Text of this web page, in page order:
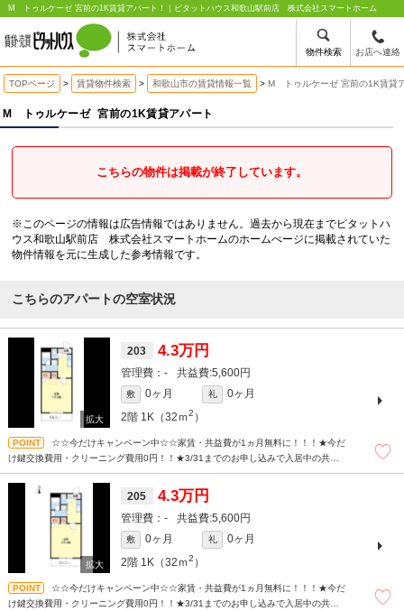
物件検索 お店へ連絡
M トゥルケーゼ 宮前の1K賃貸アパート！｜ピタットハウス和歌山駅前店 株式会社スマートホーム
TOPページ 賃貸物件検索 和歌山市の賃貸情報一覧 M トゥルケーゼ 宮前の1K賃貸
M トゥルケーゼ 宮前の1K賃貸アパート
こちらの物件は掲載が終了しています。
※このページの情報は広告情報ではありません。過去から現在までピタットハ
ウス和歌山駅前店 株式会社スマートホームのホームぺージに掲載されていた
物件情報を元に生成した参考情報です。
こちらのアパートの空室状況
203 4.3万円
- 5,600円
敷 0ヶ月 礼
0ヶ月
2階 1K（32ｍ2 ）
☆☆今だけキャンペーン中☆☆家賃・共益費が1ヵ月無料に！！！★今だ
け鍵交換費用・クリーニング費用0円！！★3/31までのお申し込みで入居中の共益費
(^^)/☆
205 4.3万円
- 5,600円
敷 0ヶ月 礼
0ヶ月
2階 1K（32ｍ2 ）
☆☆今だけキャンペーン中☆☆家賃・共益費が1ヵ月無料に！！！★今だ
け鍵交換費用・クリーニング費用0円！！★3/31までのお申し込みで入居中の共益費